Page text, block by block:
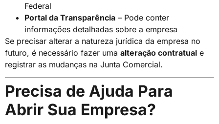
Federal
Portal da Transparência – Pode conter
informações detalhadas sobre a empresa
Se precisar alterar a natureza jurídica da empresa no
futuro, é necessário fazer uma alteração contratual e
registrar as mudanças na Junta Comercial.
Precisa de Ajuda Para
Abrir Sua Empresa?